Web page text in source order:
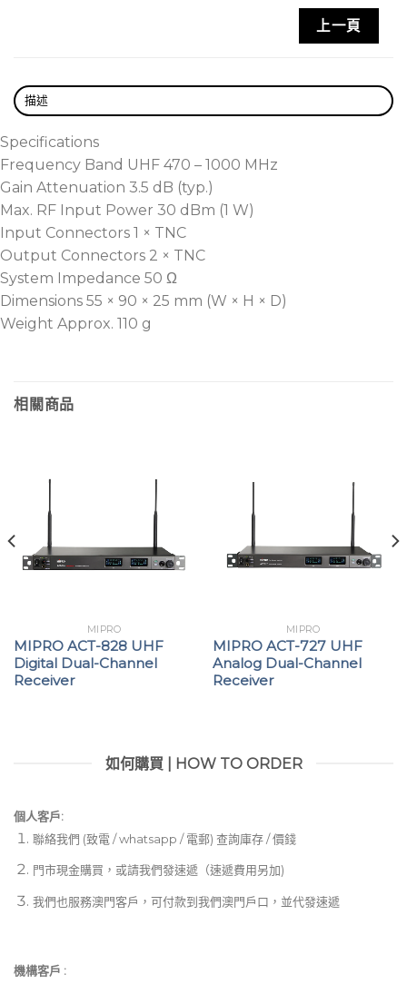
AD-12 為 UHF 被動式天線分配 / 整合器，適用於一分二或
可將單一天線訊號分配至兩台接收機，或反向整合兩支
接收天線訊號至一部接收機，靈活應用於多頻道接收或
特殊天線架構。
可搭配 MPB-30 強波器與 MP-10電源供應器 ，整合遠
距離天線訊號，有效減少長距電纜的訊號衰減。
採用被動分配與電源隔離設計，降低地迴路雜訊干擾風
險，提升系統穩定性。
上一頁
描述
Specifications
Frequency Band UHF 470 – 1000 MHz
Gain Attenuation 3.5 dB (typ.)
Max. RF Input Power 30 dBm (1 W)
Input Connectors 1 × TNC
Output Connectors 2 × TNC
System Impedance 50 Ω
Dimensions 55 × 90 × 25 mm (W × H × D)
Weight Approx. 110 g
相關商品
MIPRO
MIPRO ACT-828 UHF
Digital Dual-Channel
Receiver
MIPRO
MIPRO ACT-727 UHF
Analog Dual-Channel
Receiver
如何購買 | HOW TO ORDER
個人客戶:
聯絡我們 (致電 / whatsapp / 電郵) 查詢庫存 / 價錢
門市現金購買，或請我們發速遞（速遞費用另加)
我們也服務澳門客戶，可付款到我們澳門戶口，並代發速遞
機構客戶 :​